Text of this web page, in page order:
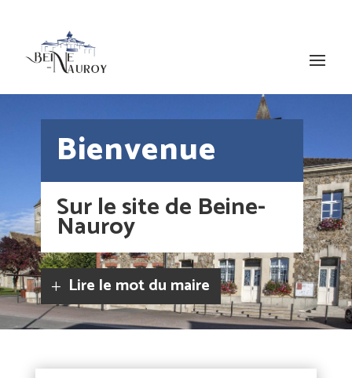
Bienvenue
Sur le site de Beine-
Nauroy
Lire le mot du maire